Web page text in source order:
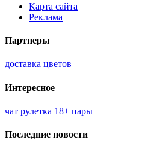
Карта сайта
Реклама
Партнеры
доставка цветов
Интересное
чат рулетка 18+ пары
Последние новости